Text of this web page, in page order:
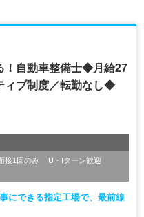
！自動車整備士◆月給27
ィブ制度／転勤なし◆
接1回のみ
U・Iターン歓迎
にできる指定工場で、最前線